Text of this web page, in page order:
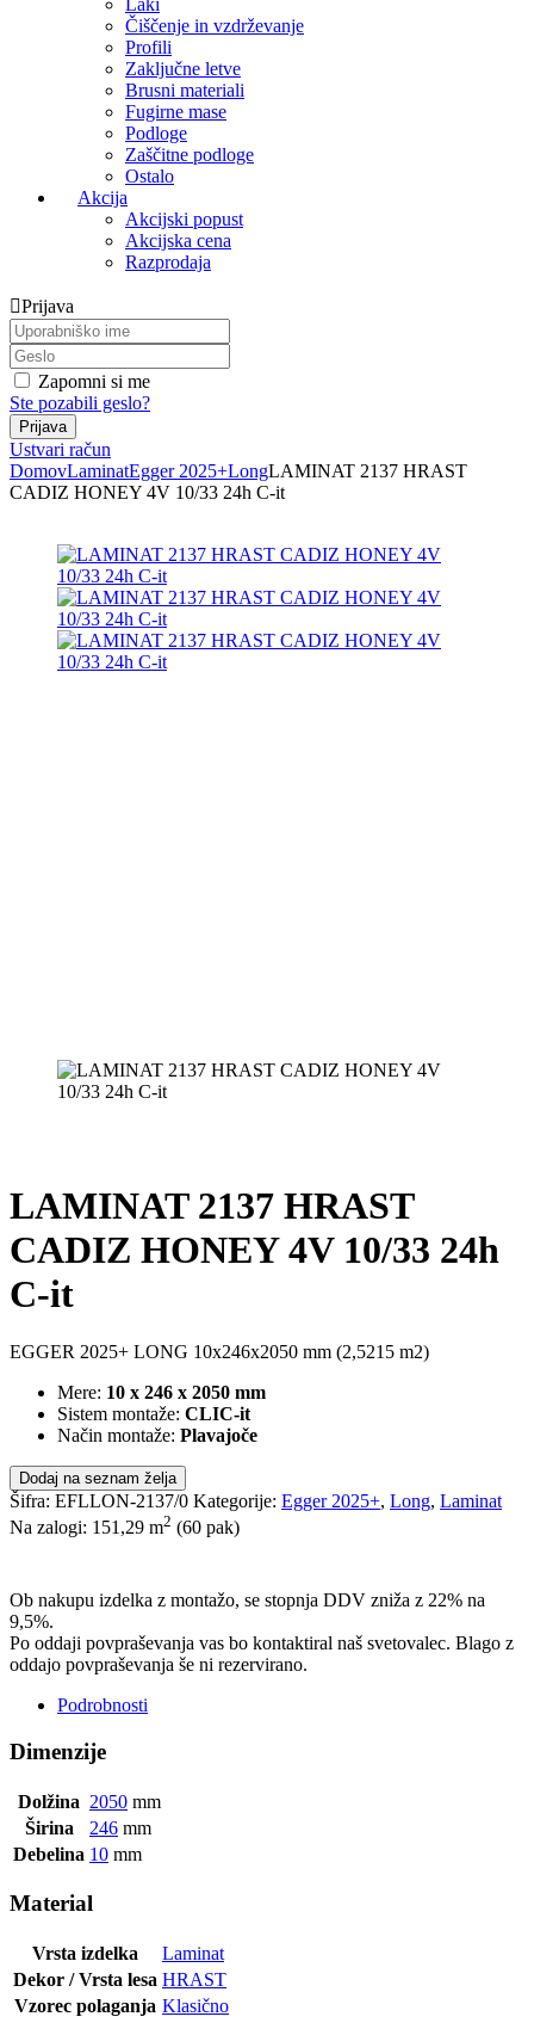
Laki
Čiščenje in vzdrževanje
Profili
Zaključne letve
Brusni materiali
Fugirne mase
Podloge
Zaščitne podloge
Ostalo
Akcija
Akcijski popust
Akcijska cena
Razprodaja
Prijava
Zapomni si me
Ste pozabili geslo?
Ustvari račun
DomovLaminatEgger 2025+LongLAMINAT 2137 HRAST
CADIZ HONEY 4V 10/33 24h C-it
LAMINAT 2137 HRAST
CADIZ HONEY 4V 10/33 24h
C-it
EGGER 2025+ LONG 10x246x2050 mm (2,5215 m2)
Mere: 10 x 246 x 2050 mm
Sistem montaže: CLIC-it
Način montaže: Plavajoče
Dodaj na seznam želja
Šifra: EFLLON-2137/0 Kategorije: Egger 2025+, Long, Laminat
Na zalogi: 151,29 m2 (60 pak)
Ob nakupu izdelka z montažo, se stopnja DDV zniža z 22% na
9,5%.
Po oddaji povpraševanja vas bo kontaktiral naš svetovalec. Blago z
oddajo povpraševanja še ni rezervirano.
Podrobnosti
Dimenzije
Dolžina 2050 mm
Širina
246 mm
Debelina 10 mm
Material
Vrsta izdelka
Laminat
Dekor / Vrsta lesa HRAST
Vzorec polaganja Klasično